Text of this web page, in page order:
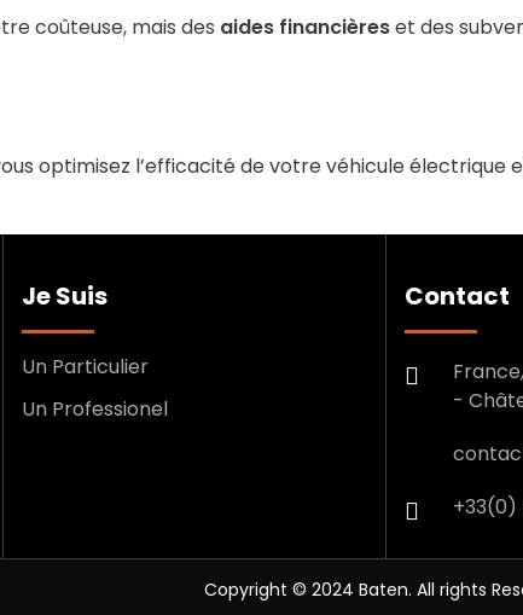
coûteuse, mais des aides financièreset des
optimisez l’efficacité de votre véhicule
Je Suis
Un Particulier
Un Professionel
Contact
-
+33(0)
Copyright © 2024 Baten. All rights